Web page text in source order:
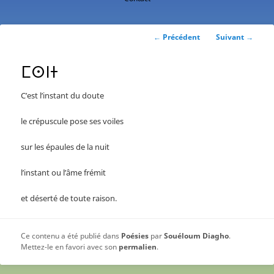
Navigation
← Précédent Suivant →
ⵎⵙⵏⵜ
C’est l’instant du doute
le crépuscule pose ses voiles
sur les épaules de la nuit
l’instant ou l’âme frémit
et déserté de toute raison.
Ce contenu a été publié dans Poésies parSouéloum Diagho.
Mettez-le en favori avec son permalien.